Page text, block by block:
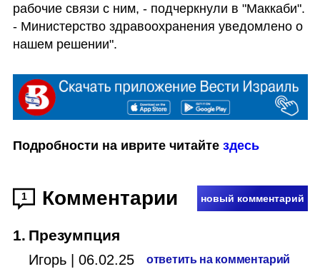
рабочие связи с ним, - подчеркнули в "Маккаби".
- Министерство здравоохранения уведомлено о
нашем решении".
Подробности на иврите читайте здесь
1 Комментарии новый комментарий
1. Презумпция
Игорь 06.02.25 ответить на комментарий